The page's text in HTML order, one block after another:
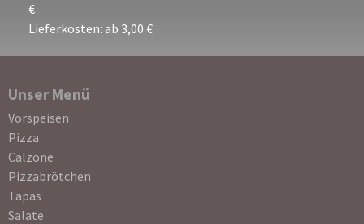
€
Lieferkosten: ab 3,00 €
Unser Menü
Navigation
überspringen
Vorspeisen
Pizza
Calzone
Pizzabrötchen
Tapas
Salate